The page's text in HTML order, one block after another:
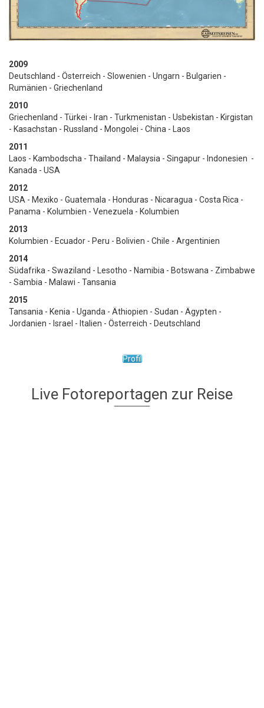
2009
Deutschland - Österreich - Slowenien - Ungarn - Bulgarien -
Rumänien - Griechenland
2010
Griechenland - Türkei - Iran - Turkmenistan - Usbekistan - Kirgistan
- Kasachstan - Russland - Mongolei - China - Laos
2011
Laos - Kambodscha - Thailand - Malaysia - Singapur - Indonesien -
Kanada - USA
2012
USA - Mexiko - Guatemala - Honduras - Nicaragua - Costa Rica -
Panama - Kolumbien - Venezuela - Kolumbien
2013
Kolumbien - Ecuador - Peru - Bolivien - Chile - Argentinien
2014
Südafrika - Swaziland - Lesotho - Namibia - Botswana - Zimbabwe
- Sambia - Malawi - Tansania
2015
Tansania - Kenia - Uganda - Äthiopien - Sudan - Ägypten -
Jordanien - Israel - Italien - Österreich - Deutschland
Profil
Live Fotoreportagen zur Reise